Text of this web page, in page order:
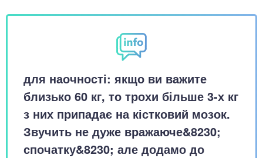
для наочності: якщо ви важите
близько 60 кг, то трохи більше 3-х кг
з них припадає на кістковий мозок.
Звучить не дуже вражаюче&8230;
спочатку&8230; але додамо до